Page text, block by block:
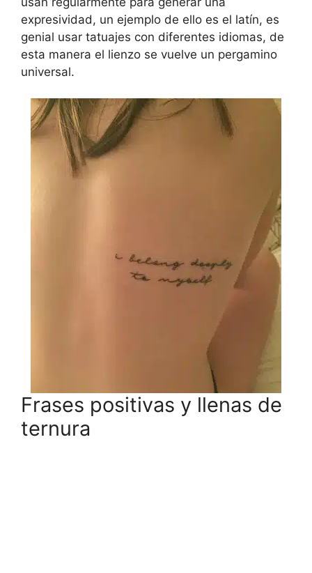
expresividad, un ejemplo de ello es el latín, es
genial usar tatuajes con diferentes idiomas, de
esta manera el lienzo se vuelve un pergamino
universal.
Frases positivas y llenas de
ternura